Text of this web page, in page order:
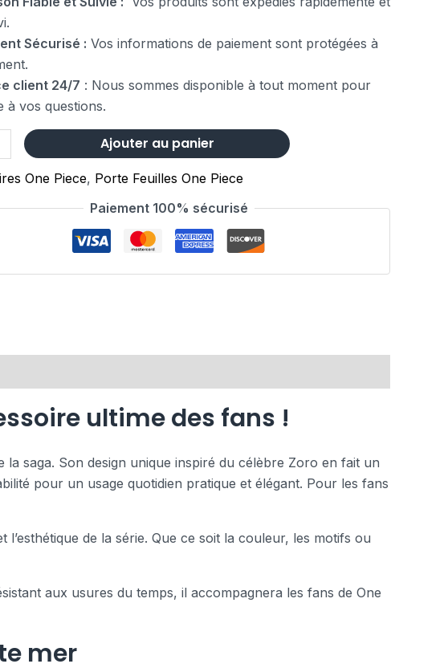
Sécurisé : Vos informations de paiement sont protégées à
client 24/7 : Nous sommes disponible à tout moment pour
à vos questions.
Ajouter au panier
One Piece, Porte Feuilles One Piece
Paiement 100% sécurisé
ultime des fans !
saga. Son design unique inspiré du célèbre Zoro en fait un
pour un usage quotidien pratique et élégant. Pour les fans
de la série. Que ce soit la couleur, les motifs ou
aux usures du temps, il accompagnera les fans de One
mer